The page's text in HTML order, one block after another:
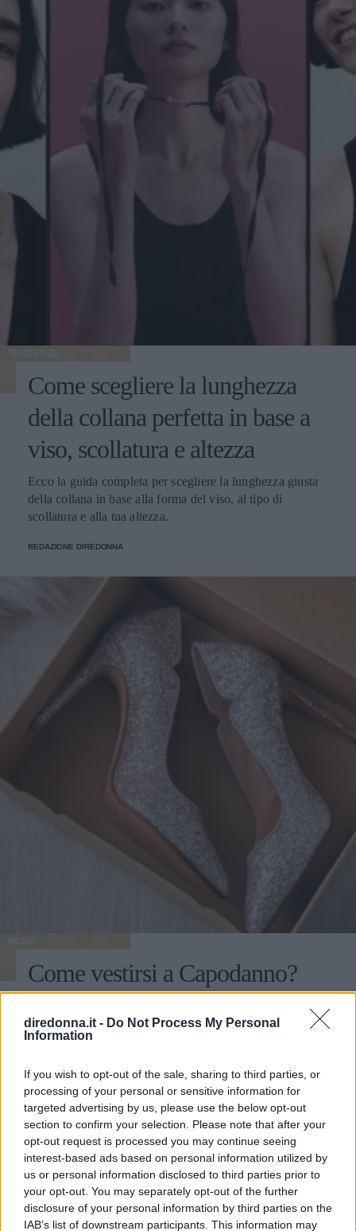
diredonna.it - Do Not Process My Personal
Information
If you wish to opt-out of the sale, sharing to third parties, or
processing of your personal or sensitive information for
targeted advertising by us, please use the below opt-out
section to confirm your selection. Please note that after your
opt-out request is processed you may continue seeing
interest-based ads based on personal information utilized by
us or personal information disclosed to third parties prior to
your opt-out. You may separately opt-out of the further
disclosure of your personal information by third parties on the
IAB’s list of downstream participants. This information may
TENDENZE
Come scegliere la lunghezza
della collana perfetta in base a
viso, scollatura e altezza
Ecco la guida completa per scegliere la lunghezza giusta
della collana in base alla forma del viso, al tipo di
scollatura e alla tua altezza.
REDAZIONE DIREDONNA
MODA
Come vestirsi a Capodanno?
Ecco alcuni consigli per realizzare un outfit per il nuovo
donna per completare il look nel miglior modo possibile.
REDAZIONE DIREDONNA